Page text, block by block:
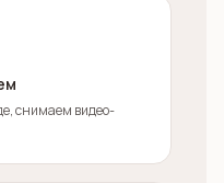
снимаем видео-